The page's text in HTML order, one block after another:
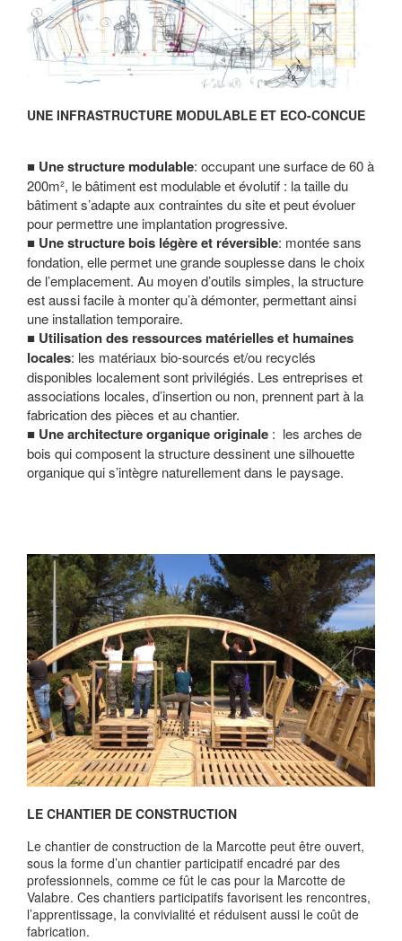
UNE INFRASTRUCTURE MODULABLE ET ECO-CONCUE
Une structure modulable: occupant une surface de 60 à
200m², le bâtiment est modulable et évolutif : la taille du
bâtiment s’adapte aux contraintes du site et peut évoluer
pour permettre une implantation progressive.
Une structure bois légère et réversible: montée sans
fondation, elle permet une grande souplesse dans le choix
de l’emplacement. Au moyen d’outils simples, la structure
est aussi facile à monter qu’à démonter, permettant ainsi
une installation temporaire.
Utilisation des ressources matérielles et humaines
locales: les matériaux bio-sourcés et/ou recyclés
disponibles localement sont privilégiés. Les entreprises et
associations locales, d’insertion ou non, prennent part à la
fabrication des pièces et au chantier.
Une architecture organique originale : les arches de
bois qui composent la structure dessinent une silhouette
organique qui s’intègre naturellement dans le paysage.
LE CHANTIER DE CONSTRUCTION
Le chantier de construction de la Marcotte peut être ouvert,
sous la forme d’un chantier participatif encadré par des
professionnels, comme ce fût le cas pour la Marcotte de
Valabre. Ces chantiers participatifs favorisent les rencontres,
l’apprentissage, la convivialité et réduisent aussi le coût de
fabrication.